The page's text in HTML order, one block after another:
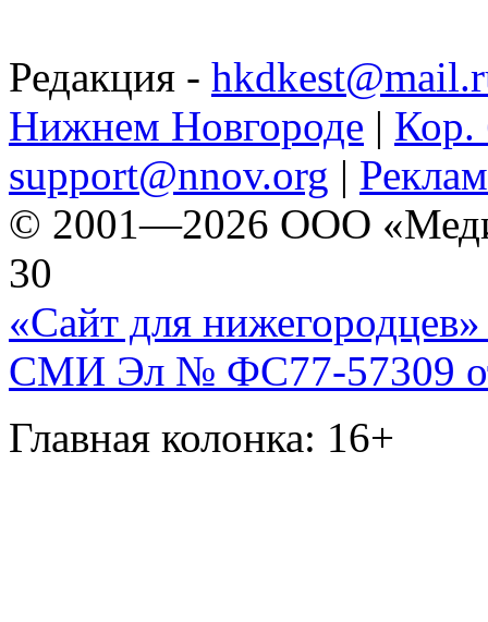
Редакция -
Нижнем Новгороде | Кор.
support@nnov.org |
© 2001—2026 ООО
30
«Сайт для нижегородцев»
СМИ Эл № ФС77-57309
Главная колонка: 16+